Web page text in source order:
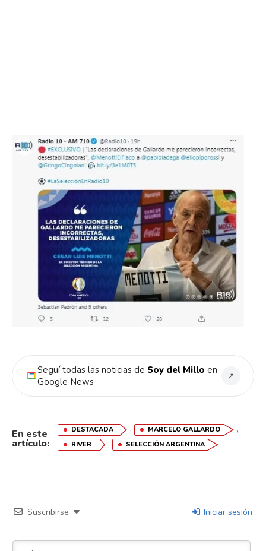
Seguí todas las noticias de Soy del Millo en
Google News
↗
En este
artículo:
DESTACADA , MARCELO GALLARDO ,
RIVER , SELECCIÓN ARGENTINA
Suscribirse Iniciar sesión
Pinterest
Whatsapp